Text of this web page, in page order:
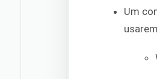
Um